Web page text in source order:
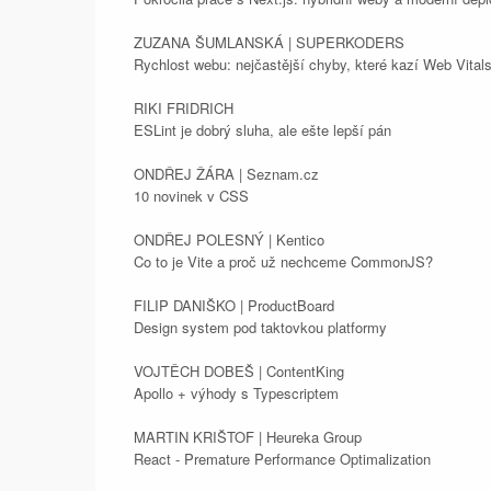
ZUZANA ŠUMLANSKÁ | SUPERKODERS
Rychlost webu: nejčastější chyby, které kazí Web Vitals
RIKI FRIDRICH
ESLint je dobrý sluha, ale ešte lepší pán
ONDŘEJ ŽÁRA | Seznam.cz
10 novinek v CSS
ONDŘEJ POLESNÝ | Kentico
Co to je Vite a proč už nechceme CommonJS?
FILIP DANIŠKO | ProductBoard
Design system pod taktovkou platformy
VOJTĚCH DOBEŠ | ContentKing
Apollo + výhody s Typescriptem
MARTIN KRIŠTOF | Heureka Group
React - Premature Performance Optimalization